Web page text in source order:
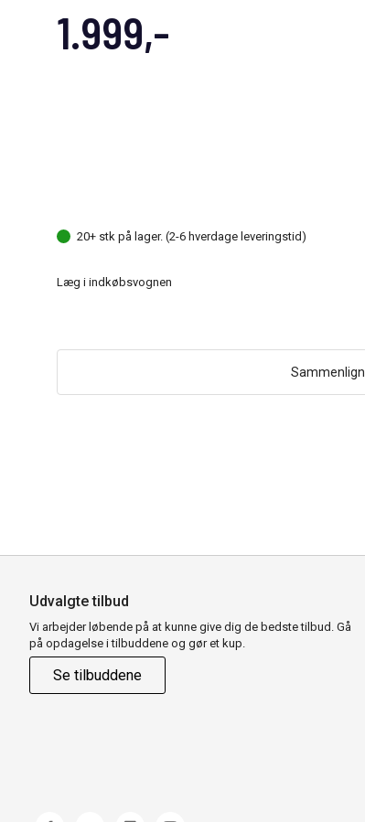
1.999,-
20+ stk på lager. (2-6 hverdage leveringstid)
Læg i indkøbsvognen
Sammenlign
Udvalgte tilbud
Vi arbejder løbende på at kunne give dig de bedste tilbud. Gå
på opdagelse i tilbuddene og gør et kup.
Se tilbuddene